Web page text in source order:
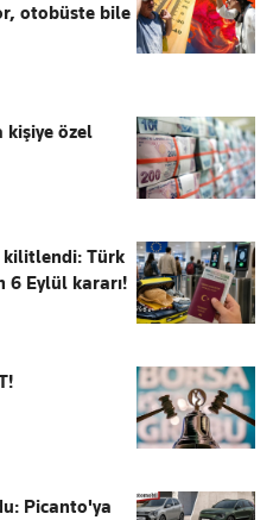
otobüste bile
kişiye özel
kilitlendi: Türk
6 Eylül kararı!
Picanto'ya